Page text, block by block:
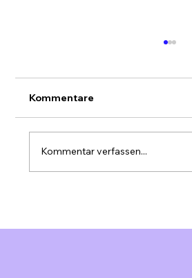
Kommentare
Kommentar verfassen...